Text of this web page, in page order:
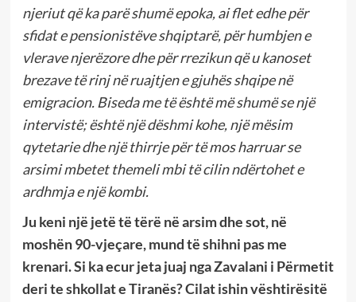
njeriut që ka parë shumë epoka, ai flet edhe për
sfidat e pensionistëve shqiptarë, për humbjen e
vlerave njerëzore dhe për rrezikun që u kanoset
brezave të rinj në ruajtjen e gjuhës shqipe në
emigracion. Biseda me të është më shumë se një
intervistë; është një dëshmi kohe, një mësim
qytetarie dhe një thirrje për të mos harruar se
arsimi mbetet themeli mbi të cilin ndërtohet e
ardhmja e një kombi.
Ju keni një jetë të tërë në arsim dhe sot, në
moshën 90-vjeçare, mund të shihni pas me
krenari. Si ka ecur jeta juaj nga Zavalani i Përmetit
deri te shkollat e Tiranës? Cilat ishin vështirësitë